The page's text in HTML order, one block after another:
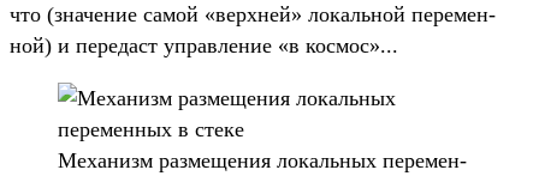
что (зна­чение самой «вер­хней» локаль­ной перемен­
ной) и передаст управле­ние «в кос­мос»...
Ме­ханизм раз­мещения локаль­ных перемен­